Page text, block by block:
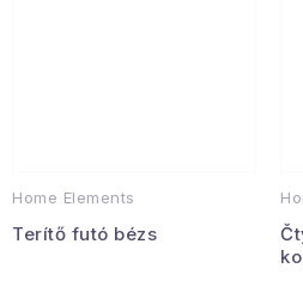
Home Elements
Terítő futó bézs